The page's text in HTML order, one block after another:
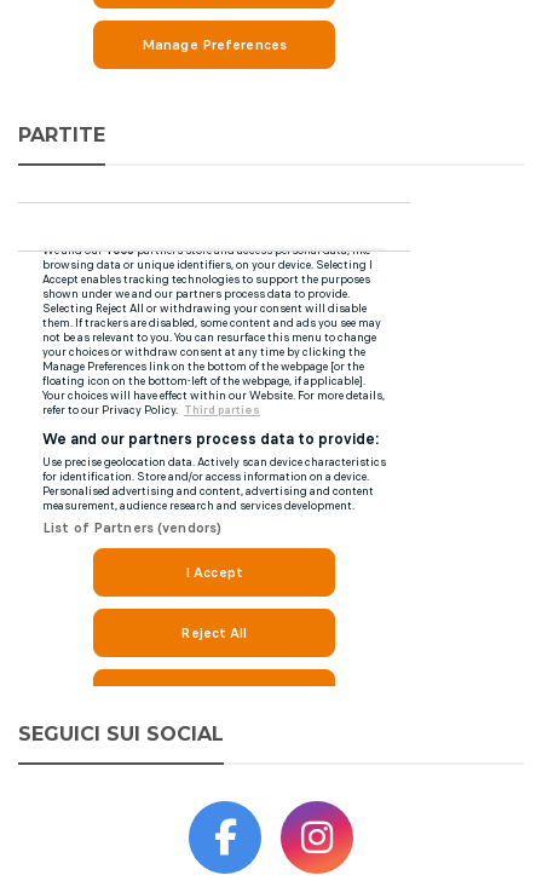
PARTITE
SEGUICI SUI SOCIAL